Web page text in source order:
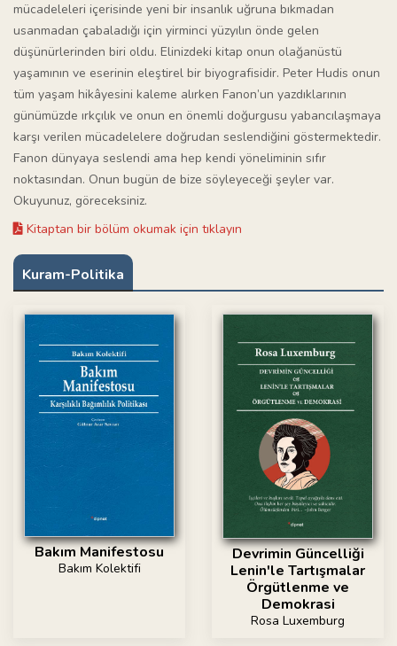
mücadeleleri içerisinde yeni bir insanlık uğruna bıkmadan
usanmadan çabaladığı için yirminci yüzyılın önde gelen
düşünürlerinden biri oldu. Elinizdeki kitap onun olağanüstü
yaşamının ve eserinin eleştirel bir biyografisidir. Peter Hudis onun
tüm yaşam hikâyesini kaleme alırken Fanon’un yazdıklarının
günümüzde ırkçılık ve onun en önemli doğurgusu yabancılaşmaya
karşı verilen mücadelelere doğrudan seslendiğini göstermektedir.
Fanon dünyaya seslendi ama hep kendi yöneliminin sıfır
noktasından. Onun bugün de bize söyleyeceği şeyler var.
Okuyunuz, göreceksiniz.
Kitaptan bir bölüm okumak için tıklayın
Kuram-Politika
Bakım Manifestosu
Bakım Kolektifi
Devrimin Güncelliği
Lenin'le Tartışmalar
Örgütlenme ve
Demokrasi
Rosa Luxemburg